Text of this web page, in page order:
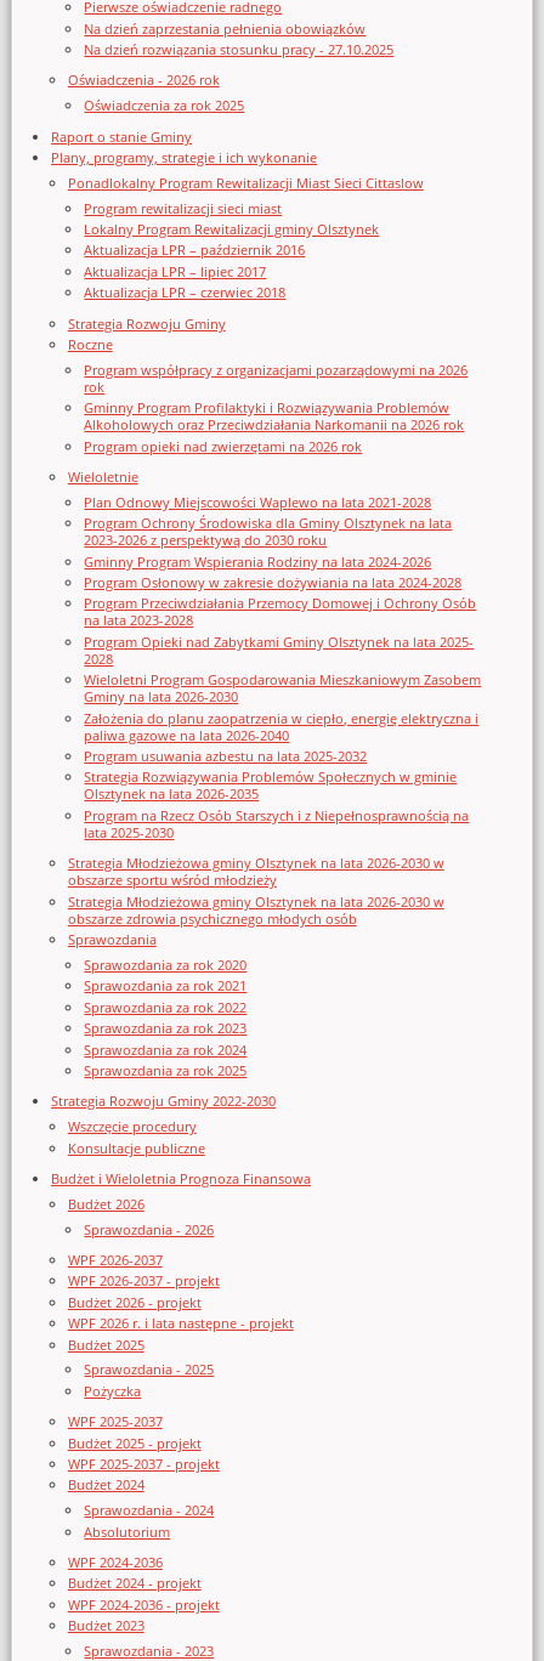
Pierwsze oświadczenie radnego
Na dzień zaprzestania pełnienia obowiązków
Na dzień rozwiązania stosunku pracy - 27.10.2025
Oświadczenia - 2026 rok
Oświadczenia za rok 2025
Raport o stanie Gminy
Plany, programy, strategie i ich wykonanie
Ponadlokalny Program Rewitalizacji Miast Sieci Cittaslow
Program rewitalizacji sieci miast
Lokalny Program Rewitalizacji gminy Olsztynek
Aktualizacja LPR – październik 2016
Aktualizacja LPR – lipiec 2017
Aktualizacja LPR – czerwiec 2018
Strategia Rozwoju Gminy
Roczne
Program współpracy z organizacjami pozarządowymi na 2026
rok
Gminny Program Profilaktyki i Rozwiązywania Problemów
Alkoholowych oraz Przeciwdziałania Narkomanii na 2026 rok
Program opieki nad zwierzętami na 2026 rok
Wieloletnie
Plan Odnowy Miejscowości Waplewo na lata 2021-2028
Program Ochrony Środowiska dla Gminy Olsztynek na lata
2023-2026 z perspektywą do 2030 roku
Gminny Program Wspierania Rodziny na lata 2024-2026
Program Osłonowy w zakresie dożywiania na lata 2024-2028
Program Przeciwdziałania Przemocy Domowej i Ochrony Osób
na lata 2023-2028
Program Opieki nad Zabytkami Gminy Olsztynek na lata 2025-
2028
Wieloletni Program Gospodarowania Mieszkaniowym Zasobem
Gminy na lata 2026-2030
Założenia do planu zaopatrzenia w ciepło, energię elektryczna i
paliwa gazowe na lata 2026-2040
Program usuwania azbestu na lata 2025-2032
Strategia Rozwiązywania Problemów Społecznych w gminie
Olsztynek na lata 2026-2035
Program na Rzecz Osób Starszych i z Niepełnosprawnością na
lata 2025-2030
Strategia Młodzieżowa gminy Olsztynek na lata 2026-2030 w
obszarze sportu wśród młodzieży
Strategia Młodzieżowa gminy Olsztynek na lata 2026-2030 w
obszarze zdrowia psychicznego młodych osób
Sprawozdania
Sprawozdania za rok 2020
Sprawozdania za rok 2021
Sprawozdania za rok 2022
Sprawozdania za rok 2023
Sprawozdania za rok 2024
Sprawozdania za rok 2025
Strategia Rozwoju Gminy 2022-2030
Wszczęcie procedury
Konsultacje publiczne
Budżet i Wieloletnia Prognoza Finansowa
Budżet 2026
Sprawozdania - 2026
WPF 2026-2037
WPF 2026-2037 - projekt
Budżet 2026 - projekt
WPF 2026 r. i lata następne - projekt
Budżet 2025
Sprawozdania - 2025
Pożyczka
WPF 2025-2037
Budżet 2025 - projekt
WPF 2025-2037 - projekt
Budżet 2024
Sprawozdania - 2024
Absolutorium
WPF 2024-2036
Budżet 2024 - projekt
WPF 2024-2036 - projekt
Budżet 2023
Sprawozdania - 2023